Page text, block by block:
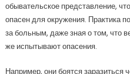
обывательское представление,
опасен для окружения. Практика
за больным, даже зная о том, что
же испытывают опасения.
Например, они боятся заразиться